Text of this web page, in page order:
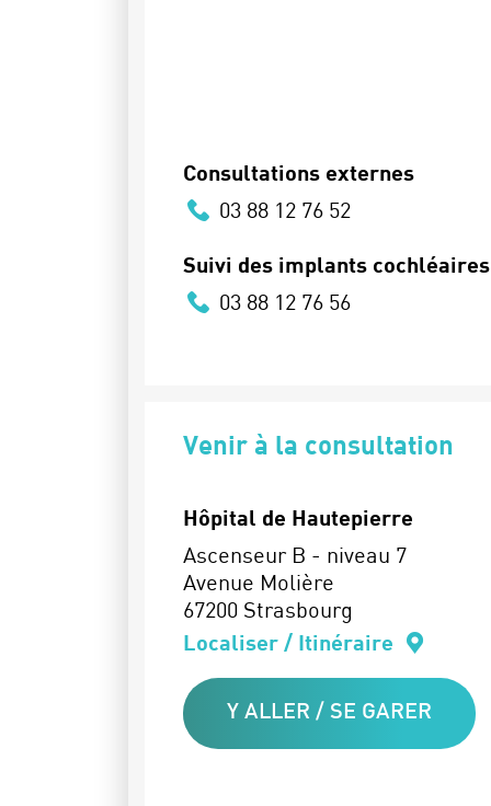
Consultations externes
03 88 12 76 52
Suivi des implants cochléaires
03 88 12 76 56
Venir à la consultation
Hôpital de Hautepierre
Ascenseur B - niveau 7
Avenue Molière
67200 Strasbourg
Localiser / Itinéraire
Y ALLER / SE GARER